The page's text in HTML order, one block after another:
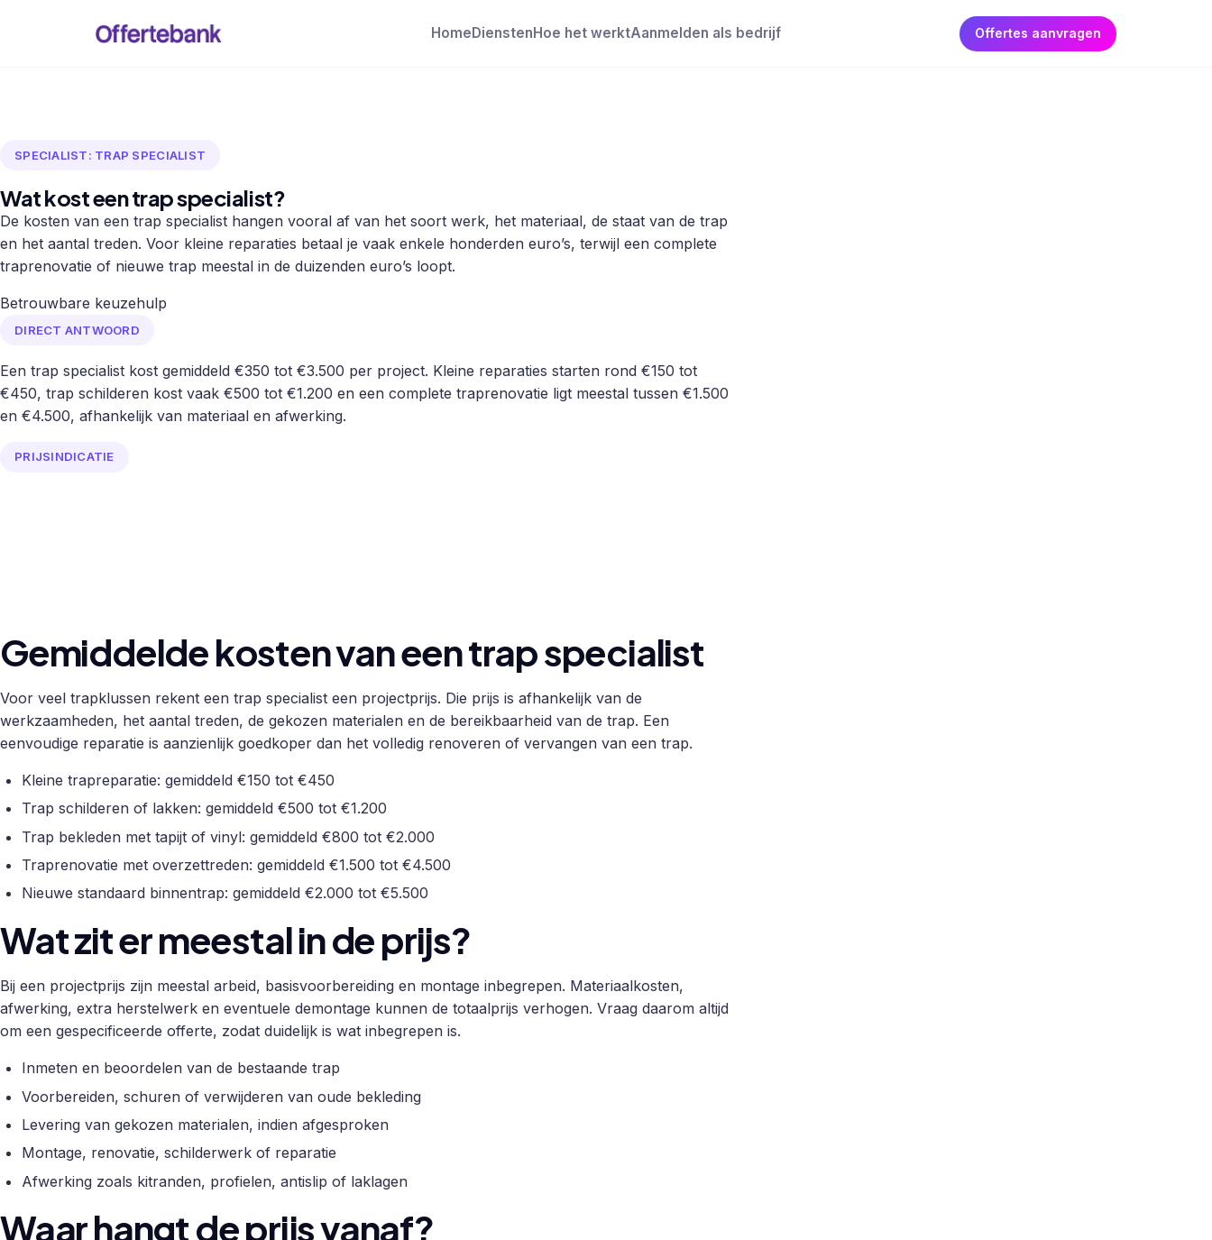
Home Diensten Hoe het werktAanmelden als bedrijf Offertes aanvragen
SPECIALIST: TRAP SPECIALIST
Wat kost een trap specialist?
De kosten van een trap specialist hangen vooral af van het soort werk, het materiaal, de staat van de trap
en het aantal treden. Voor kleine reparaties betaal je vaak enkele honderden euro’s, terwijl een complete
traprenovatie of nieuwe trap meestal in de duizenden euro’s loopt.
Betrouwbare keuzehulp
DIRECT ANTWOORD
Een trap specialist kost gemiddeld €350 tot €3.500 per project. Kleine reparaties starten rond €150 tot
€450, trap schilderen kost vaak €500 tot €1.200 en een complete traprenovatie ligt meestal tussen €1.500
en €4.500, afhankelijk van materiaal en afwerking.
PRIJSINDICATIE
Gemiddelde kosten van een trap specialist
Voor veel trapklussen rekent een trap specialist een projectprijs. Die prijs is afhankelijk van de
werkzaamheden, het aantal treden, de gekozen materialen en de bereikbaarheid van de trap. Een
eenvoudige reparatie is aanzienlijk goedkoper dan het volledig renoveren of vervangen van een trap.
Kleine trapreparatie: gemiddeld €150 tot €450
Trap schilderen of lakken: gemiddeld €500 tot €1.200
Trap bekleden met tapijt of vinyl: gemiddeld €800 tot €2.000
Traprenovatie met overzettreden: gemiddeld €1.500 tot €4.500
Nieuwe standaard binnentrap: gemiddeld €2.000 tot €5.500
Wat zit er meestal in de prijs?
Bij een projectprijs zijn meestal arbeid, basisvoorbereiding en montage inbegrepen. Materiaalkosten,
afwerking, extra herstelwerk en eventuele demontage kunnen de totaalprijs verhogen. Vraag daarom altijd
om een gespecificeerde offerte, zodat duidelijk is wat inbegrepen is.
Inmeten en beoordelen van de bestaande trap
Voorbereiden, schuren of verwijderen van oude bekleding
Levering van gekozen materialen, indien afgesproken
Montage, renovatie, schilderwerk of reparatie
Afwerking zoals kitranden, profielen, antislip of laklagen
Waar hangt de prijs vanaf?